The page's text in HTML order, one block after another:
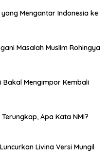
Mengantar Indonesia ke
Masalah Muslim Rohingya
Bakal Mengimpor Kembali
Apa Kata NMI?
Livina Versi Mungil